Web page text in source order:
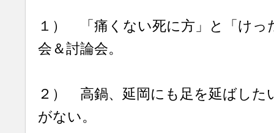
１） 「痛くない死に方」と「けっ
会＆討論会。
２） 高鍋、延岡にも足を延ばした
がない。